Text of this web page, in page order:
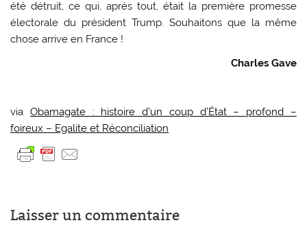
été détruit, ce qui, après tout, était la première promesse
électorale du président Trump. Souhaitons que la même
chose arrive en France !
Charles Gave
via Obamagate : histoire d’un coup d’État – profond –
foireux – Egalite et Réconciliation
Laisser un commentaire